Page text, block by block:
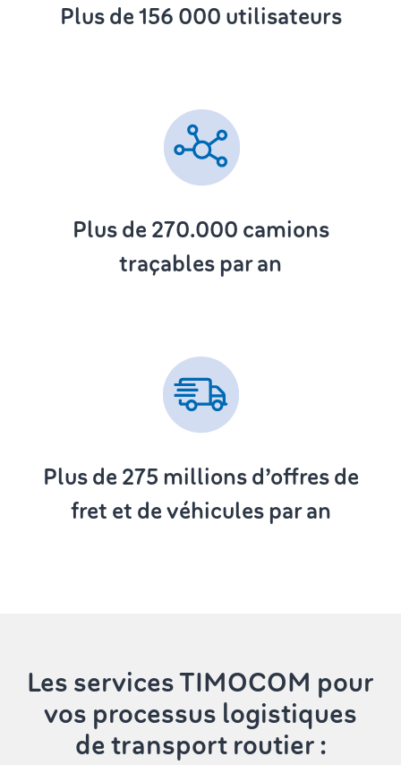
Plus de 156 000 utilisateurs
Plus de 270.000 camions
traçables par an
Plus de 275 millions d’offres de
fret et de véhicules par an
Les services TIMOCOM pour
vos processus logistiques
de transport routier :